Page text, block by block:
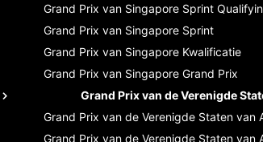
Grand Prix van Singapore Sprint
Grand Prix van Singapore Sprint
Grand Prix van Singapore Kwalificatie
Grand Prix van Singapore Grand Prix
Grand Prix van de Verenigde
Grand Prix van de Verenigde Staten van
Grand Prix van de Verenigde Staten van